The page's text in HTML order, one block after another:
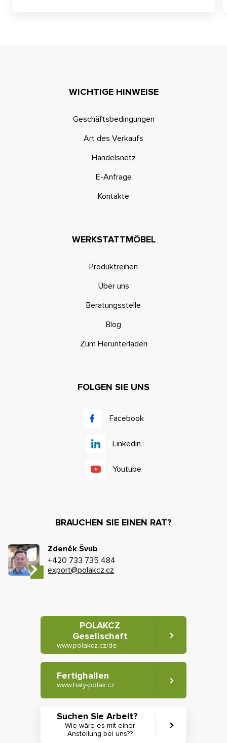
WICHTIGE HINWEISE
Geschäftsbedingungen
Art des Verkaufs
Handelsnetz
E-Anfrage
Kontakte
WERKSTATTMÖBEL
Produktreihen
Über uns
Beratungsstelle
Blog
Zum Herunterladen
FOLGEN SIE UNS
Facebook
Linkedin
Youtube
BRAUCHEN SIE EINEN RAT?
Zdeněk Švub
+420 733 735 484
export@polakcz.cz
POLAKCZ
Gesellschaft
www.polakcz.cz/de
Fertighallen
www.haly-polak.cz
Suchen Sie Arbeit?
Wie wäre es mit einer
Anstellung bei uns??